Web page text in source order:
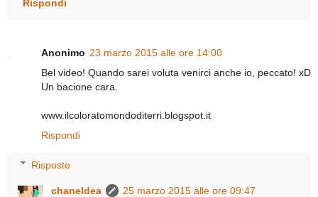
Rispondi
Anonimo 23 marzo 2015 alle ore 14:00
Bel video! Quando sarei voluta venirci anche io, peccato! xD
Un bacione cara.
www.ilcoloratomondoditerri.blogspot.it
Rispondi
Risposte
chaneldea
25 marzo 2015 alle ore 09:47